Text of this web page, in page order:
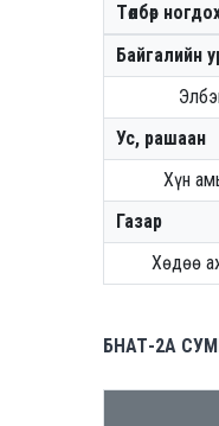
Төлбөр
Байгалийн
Ус, рашаан
Хүн
Газар
Хөдөө
БНАТ-2A